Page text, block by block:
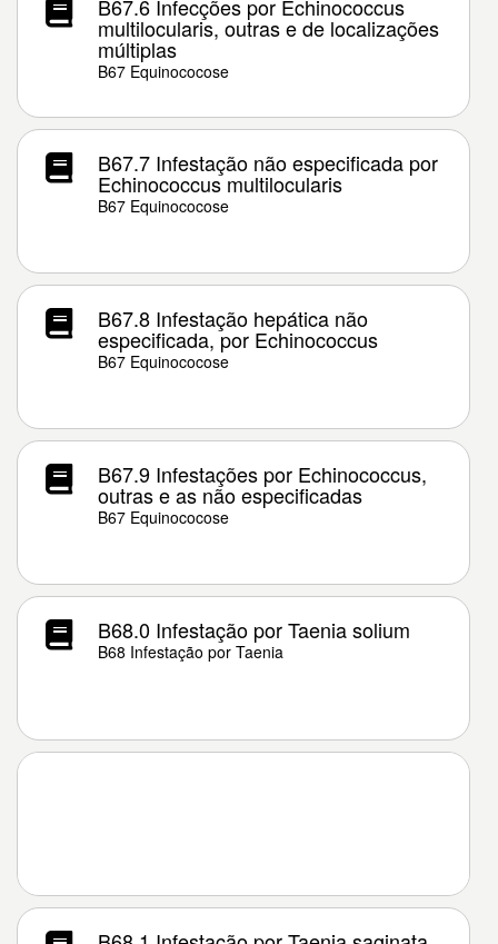
B67.6 Infecções por Echinococcus
multilocularis, outras e de localizações
múltiplas
B67 Equinococose
B67.7 Infestação não especificada por
Echinococcus multilocularis
B67 Equinococose
B67.8 Infestação hepática não
especificada, por Echinococcus
B67 Equinococose
B67.9 Infestações por Echinococcus,
outras e as não especificadas
B67 Equinococose
B68.0 Infestação por Taenia solium
B68 Infestação por Taenia